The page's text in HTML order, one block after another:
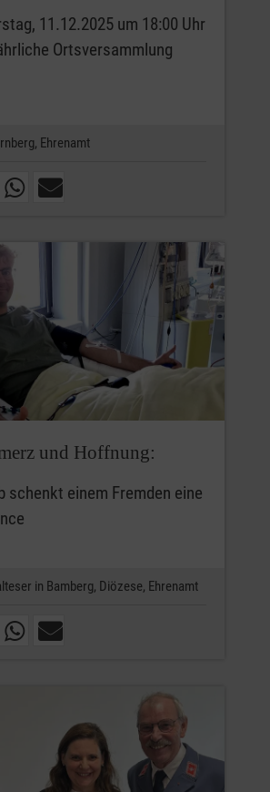
11.12.2025 um 18:00 Uhr
Ortsversammlung
Ehrenamt
und Hoffnung:
schenkt einem Fremden eine
in Bamberg, Diözese, Ehrenamt